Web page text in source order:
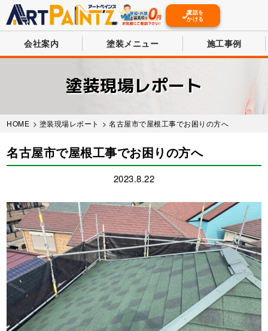
電話を
かける
会社案内 塗装メニュー 施工事例
塗装現場レポート
HOME > 塗装現場レポート > 名古屋市で屋根工事でお困りの方へ
名古屋市で屋根工事でお困りの方へ
2023.8.22